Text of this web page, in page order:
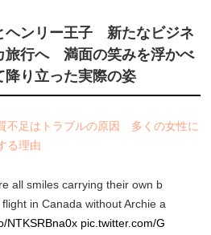
ヘンリー王子 新たなビジネ
旅行へ 満面の笑みを浮かべ
降り立った実際の姿
不足はトラブルの原因 多くの女性に
る理由
all smiles carrying their own b
in Canada without Archie a
NTKSRBna0x pic.twitter.com/G